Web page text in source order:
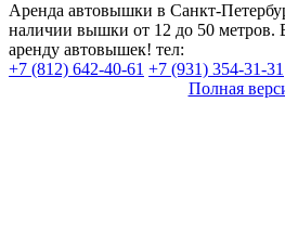
Аренда автовышки в Санкт-
наличии вышки от 12 до 50
аренду автовышек! тел:
+7 (812) 642-40-61 +7 (931) 354-31-31
Полная